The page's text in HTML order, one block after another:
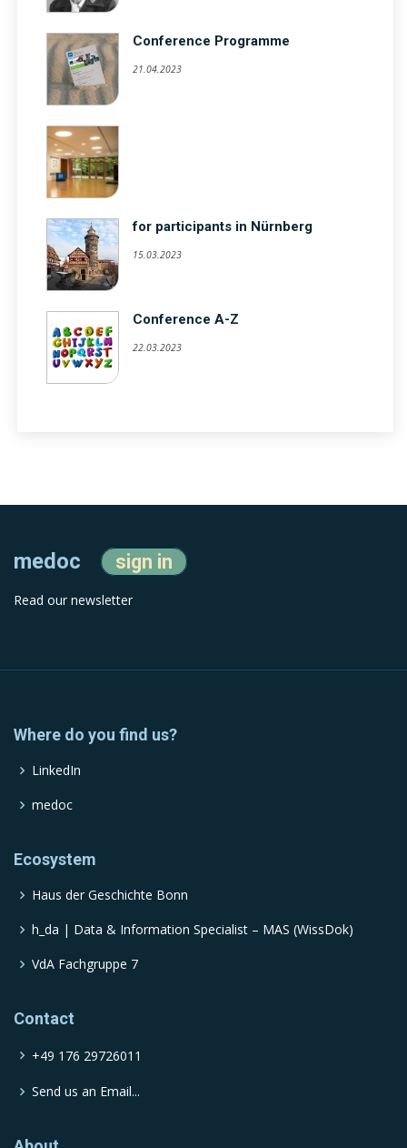
Conference Programme
21.04.2023
for participants in Nürnberg
15.03.2023
Conference A-Z
22.03.2023
medoc sign in
Read our newsletter
Where do you find us?
LinkedIn
medoc
Ecosystem
Haus der Geschichte Bonn
h_da | Data & Information Specialist – MAS (WissDok)
VdA Fachgruppe 7
Contact
+49 176 29726011
Send us an Email...